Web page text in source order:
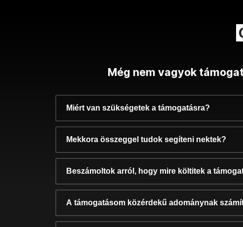
Még nem vagyok
Miért van szükségetek a támogatásra?
Mekkora összeggel tudok segíteni nektek?
Beszámoltok arról, hogy mire költitek a
A támogatásom közérdekű adománynak